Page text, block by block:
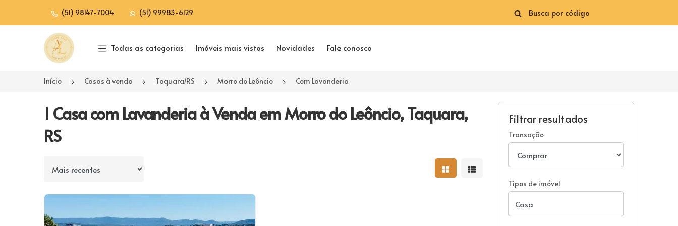
(51) 98147-7004 (51) 99983-6129
Página inicial
Todas as categorias Imóveis mais vistos Novidades Fale conosco
Início Casas à venda Taquara/RS Morro do Leôncio Com Lavanderia
1 Casa com Lavanderia à Venda em Morro do Leôncio, Taquara,
RS
Ordenar por Mostrar resultados em grade
Mostrar resultados em lista
Filtrar resultados
Transação
Tipos de imóvel